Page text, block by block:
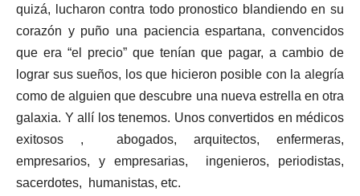
quizá, lucharon contra todo pronostico blandiendo en su
corazón y puño una paciencia espartana, convencidos
que era “el precio” que tenían que pagar, a cambio de
lograr sus sueños, los que hicieron posible con la alegría
como de alguien que descubre una nueva estrella en otra
galaxia. Y allí los tenemos. Unos convertidos en médicos
exitosos , abogados, arquitectos, enfermeras,
empresarios, y empresarias, ingenieros, periodistas,
sacerdotes, humanistas, etc.